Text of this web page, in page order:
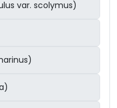
var. scolymus)